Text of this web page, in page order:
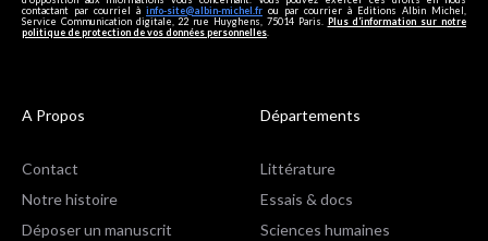
contactant par courriel à info-site@albin-michel.fr ou par courrier à Editions Albin Michel,
Service Communication digitale, 22 rue Huyghens, 75014 Paris. Plus d’information sur notre
politique de protection de vos données personnelles.
A Propos
Contact
Notre histoire
Déposer un manuscrit
Départements
Littérature
Essais & docs
Sciences humaines